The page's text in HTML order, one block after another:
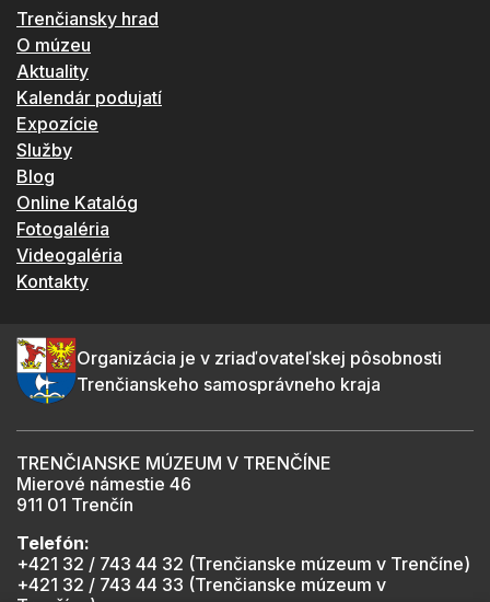
Trenčiansky hrad
O múzeu
Aktuality
Kalendár podujatí
Expozície
Služby
Blog
Online Katalóg
Fotogaléria
Videogaléria
Kontakty
Organizácia je v zriaďovateľskej pôsobnosti
Trenčianskeho samosprávneho kraja
TRENČIANSKE MÚZEUM V TRENČÍNE
Mierové námestie 46
911 01 Trenčín
Telefón:
+421 32 / 743 44 32 (Trenčianske múzeum v Trenčíne)
+421 32 / 743 44 33 (Trenčianske múzeum v